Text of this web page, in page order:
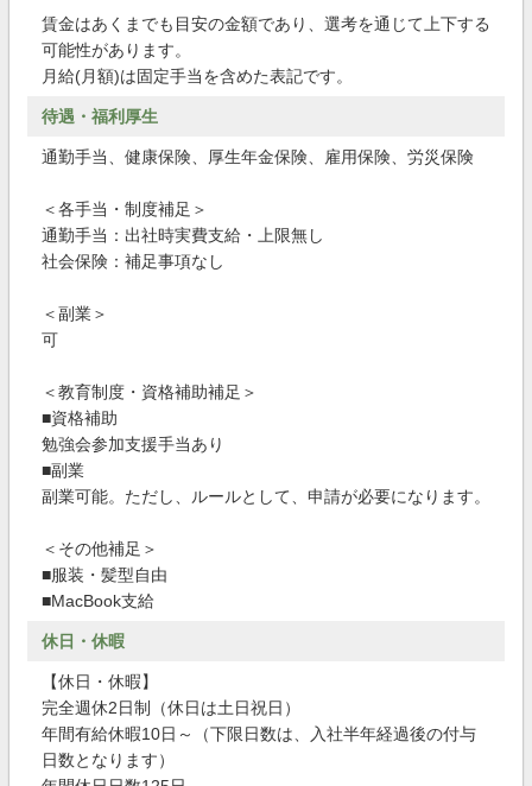
賃金はあくまでも目安の金額であり、選考を通じて上下する
可能性があります。
月給(月額)は固定手当を含めた表記です。
待遇・福利厚生
通勤手当、健康保険、厚生年金保険、雇用保険、労災保険
＜各手当・制度補足＞
通勤手当：出社時実費支給・上限無し
社会保険：補足事項なし
＜副業＞
可
＜教育制度・資格補助補足＞
■資格補助
勉強会参加支援手当あり
■副業
副業可能。ただし、ルールとして、申請が必要になります。
＜その他補足＞
■服装・髪型自由
■MacBook支給
休日・休暇
【休日・休暇】
完全週休2日制（休日は土日祝日）
年間有給休暇10日～（下限日数は、入社半年経過後の付与
日数となります）